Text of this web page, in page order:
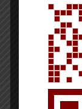
BERITA KAMPUS
Dua
USU